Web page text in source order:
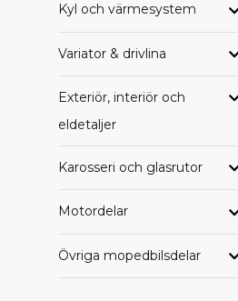
Kyl och värmesystem
Variator & drivlina
Exteriör, interiör och
eldetaljer
Karosseri och glasrutor
Motordelar
Övriga mopedbilsdelar